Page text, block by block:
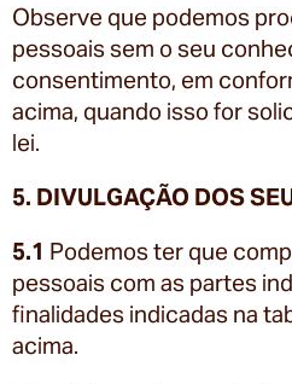
Observe que podemos
pessoais sem o seu
consentimento, em
acima, quando isso for
lei.
5. DIVULGAÇÃO DOS
5.1 Podemos ter que
pessoais com as partes
finalidades indicadas na
acima.